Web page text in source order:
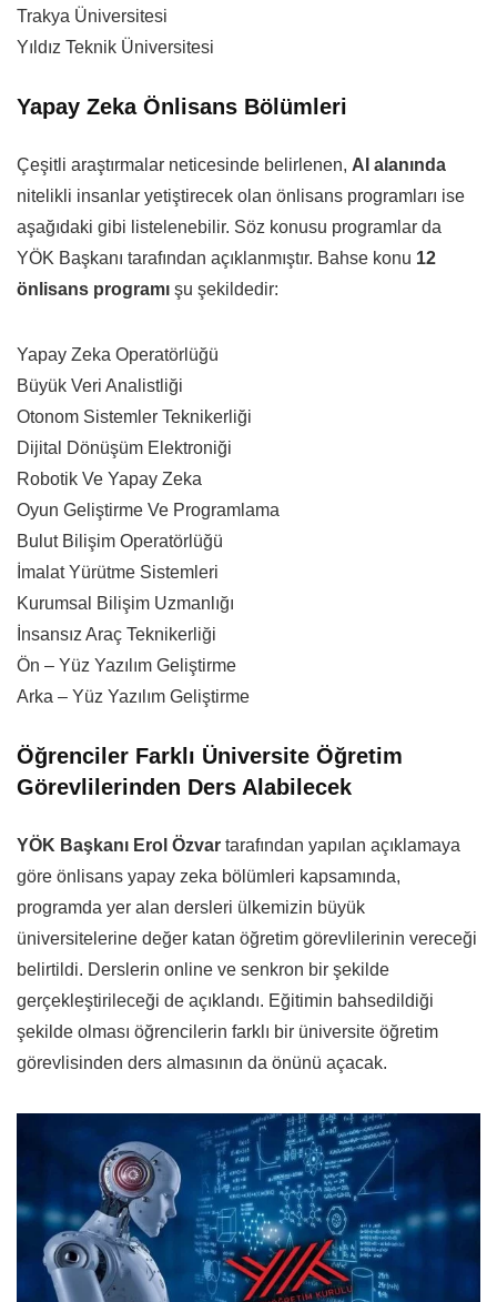
Trakya Üniversitesi
Yıldız Teknik Üniversitesi
Yapay Zeka Önlisans Bölümleri
Çeşitli araştırmalar neticesinde belirlenen, AI alanında
nitelikli insanlar yetiştirecek olan önlisans programları ise
aşağıdaki gibi listelenebilir. Söz konusu programlar da
YÖK Başkanı tarafından açıklanmıştır. Bahse konu 12
önlisans programı şu şekildedir:
Yapay Zeka Operatörlüğü
Büyük Veri Analistliği
Otonom Sistemler Teknikerliği
Dijital Dönüşüm Elektroniği
Robotik Ve Yapay Zeka
Oyun Geliştirme Ve Programlama
Bulut Bilişim Operatörlüğü
İmalat Yürütme Sistemleri
Kurumsal Bilişim Uzmanlığı
İnsansız Araç Teknikerliği
Ön – Yüz Yazılım Geliştirme
Arka – Yüz Yazılım Geliştirme
Öğrenciler Farklı Üniversite Öğretim
Görevlilerinden Ders Alabilecek
YÖK Başkanı Erol Özvar tarafından yapılan açıklamaya
göre önlisans yapay zeka bölümleri kapsamında,
programda yer alan dersleri ülkemizin büyük
üniversitelerine değer katan öğretim görevlilerinin vereceği
belirtildi. Derslerin online ve senkron bir şekilde
gerçekleştirileceği de açıklandı. Eğitimin bahsedildiği
şekilde olması öğrencilerin farklı bir üniversite öğretim
görevlisinden ders almasının da önünü açacak.